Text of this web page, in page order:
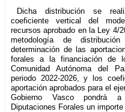
Dicha distribución se
coeficiente vertical del
recursos aprobado en la Ley 4/
metodología de
determinación de las
forales a la financiación de
Comunidad Autónoma del
periodo 2022-2026, y los
aportación aprobados para el
Gobierno Vasco pondrá
Diputaciones Forales un importe